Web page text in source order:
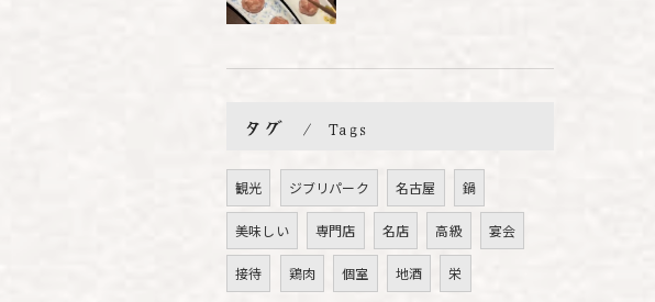
タグ Tags
観光 ジブリパーク 名古屋 鍋
美味しい 専門店 名店 高級 宴会
接待 鶏肉 個室 地酒 栄